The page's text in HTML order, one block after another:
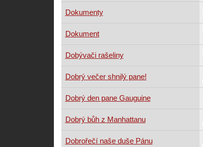
Dokumenty
Dokument
Dobývači rašeliny
Dobrý večer shnilý pane!
Dobrý den pane Gauguine
Dobrý bůh z Manhattanu
Dobrořečí naše duše Pánu